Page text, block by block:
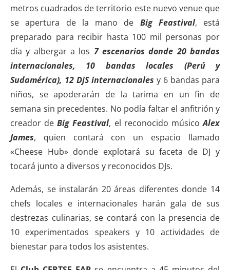
metros cuadrados de territorio este nuevo venue que
se apertura de la mano de Big Feastival, está
preparado para recibir hasta 100 mil personas por
día y albergar a los 7 escenarios donde 20 bandas
internacionales, 10 bandas locales (Perú y
Sudamérica), 12 DjS internacionales y 6 bandas para
niños, se apoderarán de la tarima en un fin de
semana sin precedentes. No podía faltar el anfitrión y
creador deBig Feastival, el reconocido músicoAlex
James, quien contará con un espacio llamado
«Cheese Hub» donde explotará su faceta de DJ y
tocará junto a diversos y reconocidos DJs.
Además, se instalarán 20 áreas diferentes donde 14
chefs locales e internacionales harán gala de sus
destrezas culinarias, se contará con la presencia de
10 experimentados speakers y 10 actividades de
bienestar para todos los asistentes.